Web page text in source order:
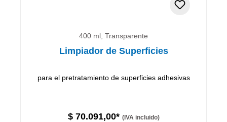
400 ml, Transparente
Limpiador de Superficies
para el pretratamiento de superficies adhesivas
$ 70.091,00* (IVA incluido)